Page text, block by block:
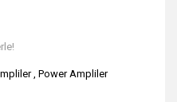
,Power Ampliler